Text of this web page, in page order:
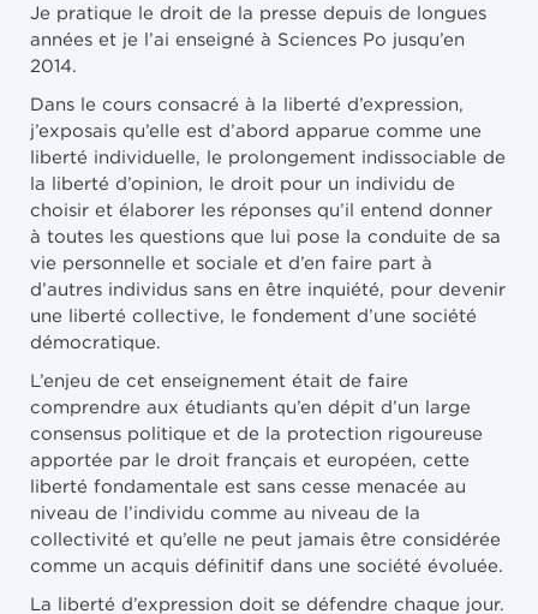
Je pratique le droit de la presse depuis de longues
années et je l’ai enseigné à Sciences Po jusqu’en
2014.
Dans le cours consacré à la liberté d’expression,
j’exposais qu’elle est d’abord apparue comme une
liberté individuelle, le prolongement indissociable de
la liberté d’opinion, le droit pour un individu de
choisir et élaborer les réponses qu’il entend donner
à toutes les questions que lui pose la conduite de sa
vie personnelle et sociale et d’en faire part à
d’autres individus sans en être inquiété, pour devenir
une liberté collective, le fondement d’une société
démocratique.
L’enjeu de cet enseignement était de faire
comprendre aux étudiants qu’en dépit d’un large
consensus politique et de la protection rigoureuse
apportée par le droit français et européen, cette
liberté fondamentale est sans cesse menacée au
niveau de l’individu comme au niveau de la
collectivité et qu’elle ne peut jamais être considérée
comme un acquis définitif dans une société évoluée.
La liberté d’expression doit se défendre chaque jour.